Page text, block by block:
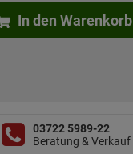
In den Warenkorb
03722 5989-22
Beratung & Verkauf